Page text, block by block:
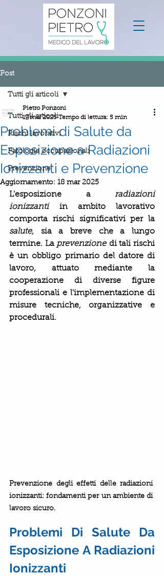
Post
Tutti gli articoli
Rischi lavorativi
Patologie occupazionali
Prevenzione
Tutti gli articoli
Problemi di Salute da
Esposizione a Radiazioni
Ionizzanti e Prevenzione
Pietro Ponzoni
17 mar 2025 Tempo di lettura: 5 min
Aggiornamento: 18 mar 2025
L'esposizione a radiazioni
ionizzanti in ambito lavorativo
salute, sia a breve che a lungo
termine. La prevenzione di tali rischi
è un obbligo primario del datore di
lavoro, attuato mediante la
cooperazione di diverse figure
professionali e l'implementazione di
misure tecniche, organizzative e
procedurali.
Prevenzione degli effetti delle radiazioni
ionizzanti: fondamenti per un ambiente di
lavoro sicuro.
Problemi Di Salute Da
Esposizione A Radiazioni
Ionizzanti